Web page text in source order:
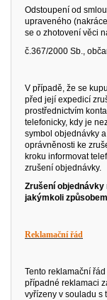
Odstoupení od
upraveného
se o zhotovení věci
č.367/2000 Sb.,
V případě, že se
před její expedicí
prostřednictvím
telefonicky, kdy je
symbol objednávky
oprávněnosti ke
kroku informovat
zrušení objednávky.
Zrušení objednávky
jakýmkoli
Reklamační řád
Tento reklamační
případné reklamaci
vyřízeny v souladu s